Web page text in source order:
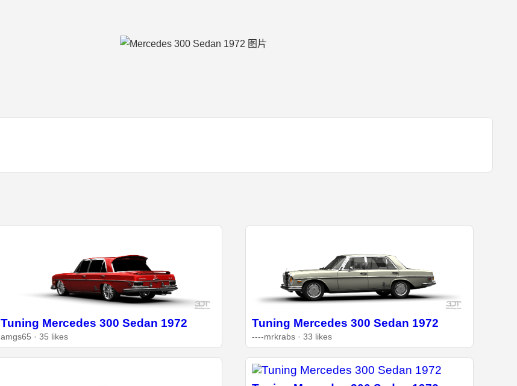
Tuning Mercedes 300 Sedan 1972
amgs65 · 35 likes
Tuning Mercedes 300 Sedan 1972
----mrkrabs · 33 likes